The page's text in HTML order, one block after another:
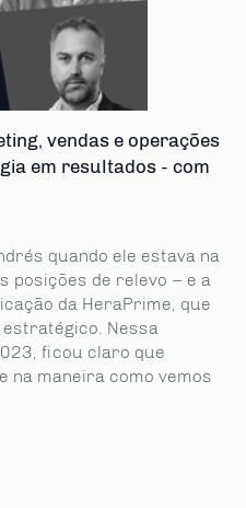
vendas e operações
em resultados - com
quando ele estava na
posições de relevo – e a
da HeraPrime, que
Nessa
ficou claro que
na maneira como vemos